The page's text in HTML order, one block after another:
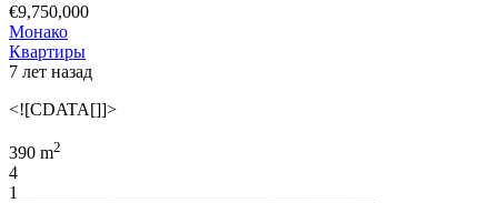
€9,750,000
Монако
Квартиры
7 лет назад
<![CDATA[]]>
390 m2
4
1